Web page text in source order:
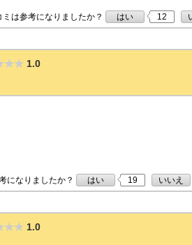
ミは参考になりましたか？ はい 12
1.0
になりましたか？ はい 19 いいえ
1.0